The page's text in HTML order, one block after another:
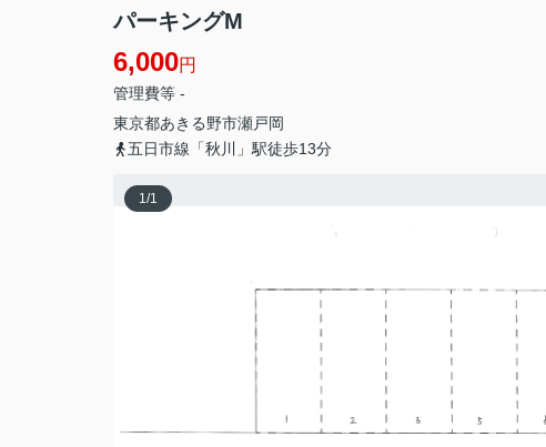
パーキングM
6,000円
管理費等 -
東京都あきる野市瀬戸岡
五日市線「秋川」駅徒歩13分
1/1